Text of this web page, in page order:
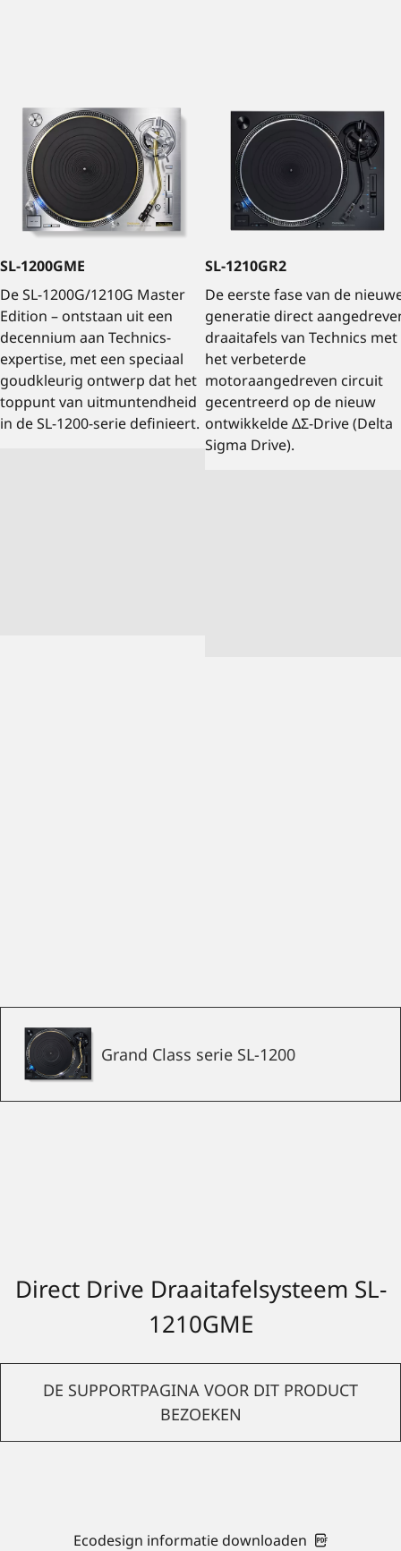
SL-1200GME
De SL-1200G/1210G Master
Edition – ontstaan ​​uit een
decennium aan Technics-
expertise, met een speciaal
goudkleurig ontwerp dat het
toppunt van uitmuntendheid
in de SL-1200-serie definieert.
SL-1210GR2
De eerste fase van de
generatie direct
draaitafels van Technics met
het verbeterde
motoraangedreven circuit
gecentreerd op de nieuw
ontwikkelde ΔΣ-Drive (Delta
Sigma Drive).
Grand Class serie SL-1200
Direct Drive Draaitafelsysteem SL-
1210GME
DE SUPPORTPAGINA VOOR DIT PRODUCT
BEZOEKEN
Ecodesign informatie downloaden